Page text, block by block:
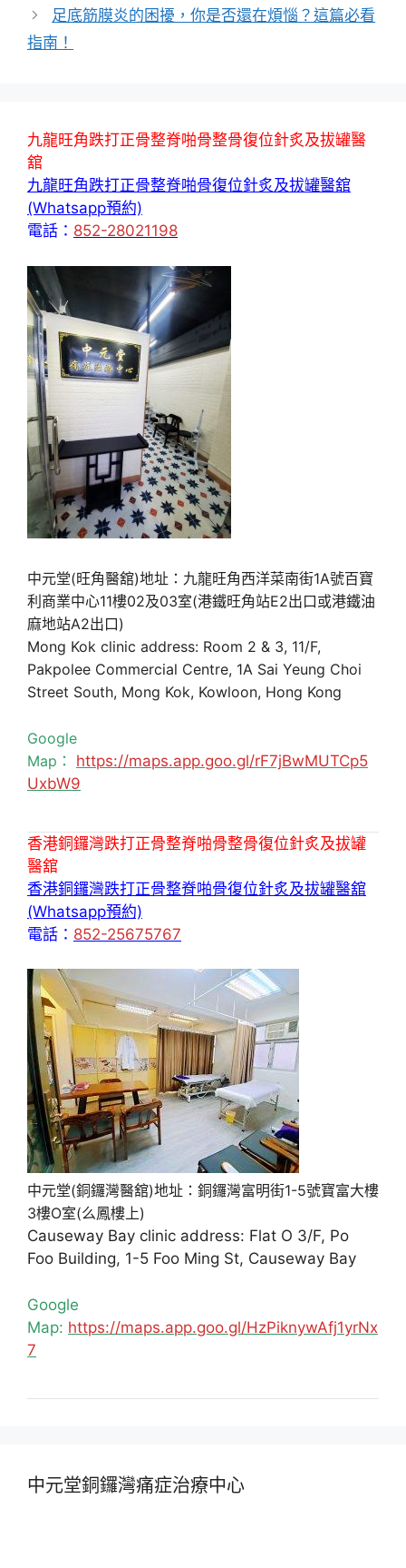
足底筋膜炎的困擾，你是否還在煩惱？這篇必看
指南！
九龍旺角跌打正骨整脊啪骨整骨復位針炙及拔罐醫
舘
九龍旺角跌打正骨整脊啪骨復位針炙及拔罐醫舘
(Whatsapp預約)
電話： 852-28021198
中元堂(旺角醫舘)地址：九龍旺角西洋菜南街1A號百寶
利商業中心11樓02及03室(港鐵旺角站E2出口或港鐵油
麻地站A2出口)
Mong Kok clinic address: Room 2 & 3, 11/F,
Pakpolee Commercial Centre, 1A Sai Yeung Choi
Street South, Mong Kok, Kowloon, Hong Kong
Google
Map： https://maps.app.goo.gl/rF7jBwMUTCp5
UxbW9
香港銅鑼灣跌打正骨整脊啪骨整骨復位針炙及拔罐
醫舘
香港銅鑼灣跌打正骨整脊啪骨復位針炙及拔罐醫舘
(Whatsapp預約)
電話： 852-25675767
中元堂(銅鑼灣醫舘)地址：銅鑼灣富明街1-5號寶富大樓
3樓O室(么鳳樓上)
Causeway Bay clinic address: Flat O 3/F, Po
Foo Building, 1-5 Foo Ming St, Causeway Bay
Google
Map: https://maps.app.goo.gl/HzPiknywAfj1yrNx
7
中元堂銅鑼灣痛症治療中心